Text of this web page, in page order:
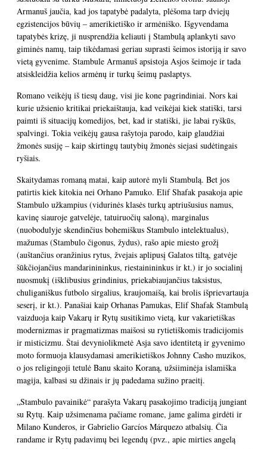
Armanuš jaučia, kad jos tapatybė padalyta, plėšoma tarp dviejų
egzistencijos būvių – amerikietiško ir armėniško. Išgyvendama
tapatybės krizę, ji nusprendžia keliauti į Stambulą aplankyti savo
giminės namų, taip tikėdamasi geriau suprasti šeimos istoriją ir savo
vietą gyvenime. Stambule Armanuš apsistoja Asjos šeimoje ir tada
atsiskleidžia kelios armėnų ir turkų šeimų paslaptys.
Romano veikėjų iš tiesų daug, visi jie kone pagrindiniai. Nors kai
kurie užsienio kritikai priekaištauja, kad veikėjai kiek statiški, tarsi
paimti iš situacijų komedijos, bet, kad ir statiški, jie labai ryškūs,
spalvingi. Tokia veikėjų gausa rašytoja parodo, kaip glaudžiai
žmonės susiję – kaip skirtingų tautybių žmonės siejasi sudėtingais
ryšiais.
Skaitydamas romaną matai, kaip autorė myli Stambulą. Bet jos
patirtis kiek kitokia nei Orhano Pamuko. Elif Shafak pasakoja apie
Stambulo užkampius (vidurinės klasės turkų aptriušusius namus,
kavinę siauroje gatvelėje, tatuiruočių saloną), marginalus
(nuobodulyje skendinčius bohemiškus Stambulo intelektualus),
mažumas (Stambulo čigonus, žydus), rašo apie miesto grožį
(auštančius oranžinius rytus, žvejais aplipusį Galatos tiltą, gatvėje
šūkčiojančius mandarinininkus, riestainininkus ir kt.) ir jo socialinį
nuosmukį (išklibusius grindinius, priekabiaujančius taksistus,
chuliganiškus futbolo sirgalius, kraujomaišą, kai brolis išprievartauja
seserį, ir kt.). Panašiai kaip Orhanas Pamukas, Elif Shafak Stambulą
vaizduoja kaip Vakarų ir Rytų susitikimo vietą, kur vakarietiškas
modernizmas ir pragmatizmas maišosi su rytietiškomis tradicijomis
ir misticizmu. Štai devyniolikmetė Asja savo identitetą ir gyvenimo
moto formuoja klausydamasi amerikietiškos Johnny Casho muzikos,
o jos religingoji tetulė Banu skaito Koraną, užsiiminėja islamiška
magija, kalbasi su džinais ir jų padedama sužino praeitį.
„Stambulo pavainikė“ parašyta Vakarų pasakojimo tradiciją jungiant
su Rytų. Kaip užsimenama pačiame romane, jame galima girdėti ir
Milano Kunderos, ir Gabrielio Garcíos Márquezo atbalsių. Čia
randame ir Rytų padavimų bei legendų (pvz., apie mirties angelą